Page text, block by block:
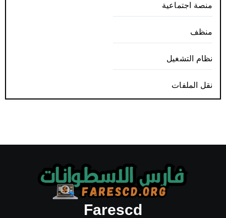
منصة اجتماعية
منظف
نظام التشغيل
نقل الملفات
Farescd